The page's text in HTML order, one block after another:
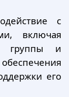
с
включая
группы и
его